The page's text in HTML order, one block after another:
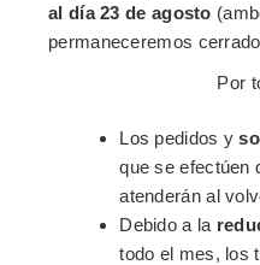
Si buscas una
estamos aquí para
Juegos turísticos
Campañas de
Producciones para
Juegos educativos a
This popup
al día 23 de agosto
permaneceremos
Por
Los pedidos y
que se efectúen
atenderán al
Debido a la
todo el mes, los